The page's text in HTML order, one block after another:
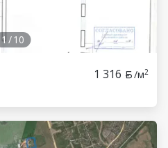
1/10
1 316 /м2